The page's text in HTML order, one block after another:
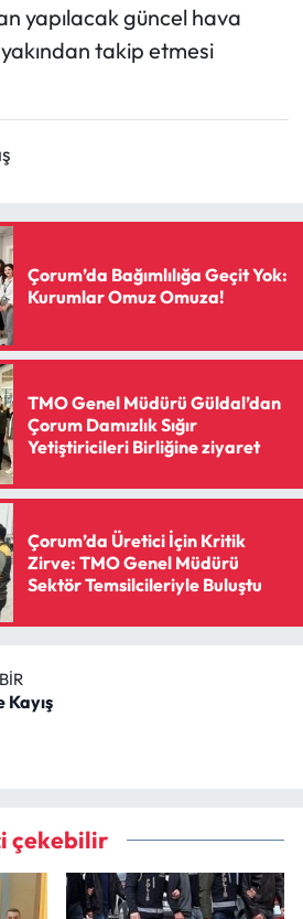
yapılacak güncel hava
yakından takip etmesi
Çorum’da Bağımlılığa Geçit Yok:
Kurumlar Omuz Omuza!
TMO Genel Müdürü Güldal’dan
Çorum Damızlık Sığır
Yetiştiricileri Birliğine ziyaret
Çorum’da Üretici İçin Kritik
Zirve: TMO Genel Müdürü
Sektör Temsilcileriyle Buluştu
Kayış
çekebilir